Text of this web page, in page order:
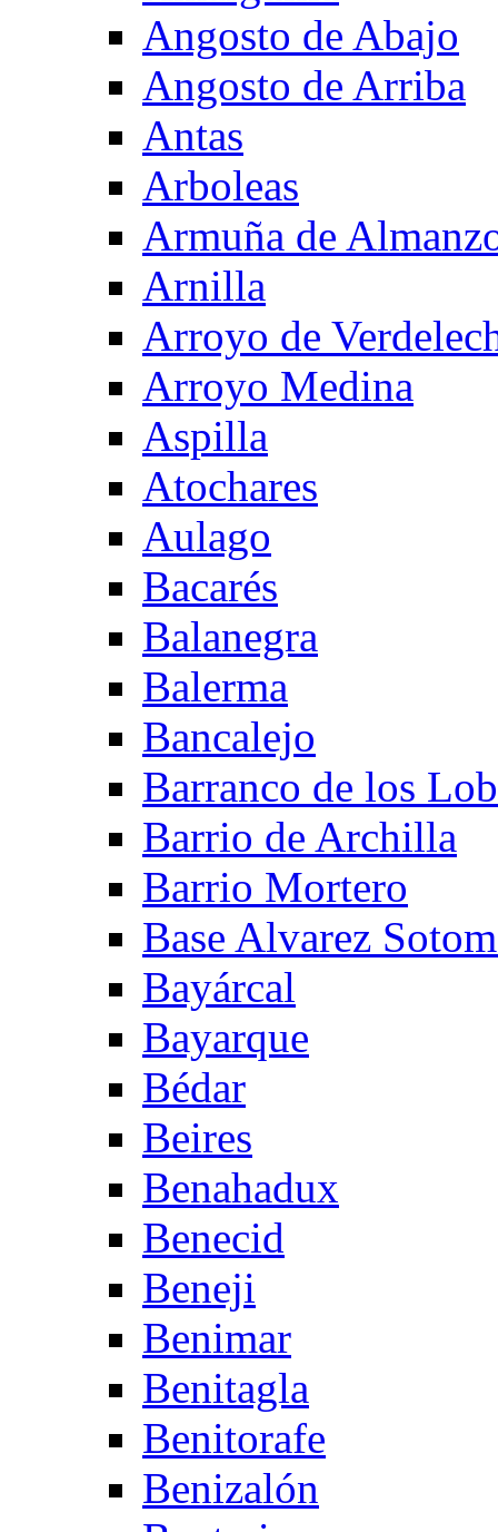
Angosto de Abajo
Angosto de Arriba
Antas
Arboleas
Armuña de
Arnilla
Arroyo de
Arroyo Medina
Aspilla
Atochares
Aulago
Bacarés
Balanegra
Balerma
Bancalejo
Barranco de los
Barrio de Archilla
Barrio Mortero
Base Alvarez
Bayárcal
Bayarque
Bédar
Beires
Benahadux
Benecid
Beneji
Benimar
Benitagla
Benitorafe
Benizalón